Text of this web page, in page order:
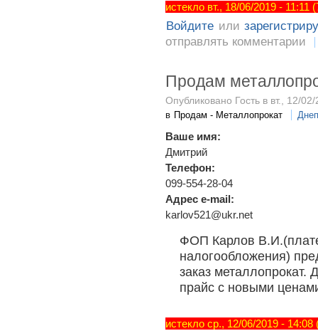
истекло вт., 18/06/2019 - 11:11
Войдите или
отправлять комментарии
Продам
Опубликовано Гость в вт., 12/
в Продам - Металлопрокат
Ваше имя:
Дмитрий
Телефон:
099-554-28-04
Адрес e-mail:
karlov521@ukr.net
ФОП Карлов
налогообложения)
заказ
прайс с новыми
истекло ср., 12/06/2019 -